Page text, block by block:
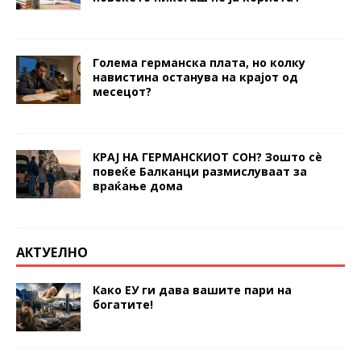
Голема германска плата, но колку
навистина останува на крајот од
месецот?
КРАЈ НА ГЕРМАНСКИОТ СОН? Зошто сè
повеќе Балканци размислуваат за
враќање дома
АКТУЕЛНО
Како ЕУ ги дава вашите пари на
богатите!